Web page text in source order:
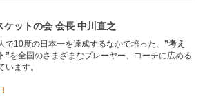
ケットの会 会長 中川直之
で10度の日本一を達成するなかで培った、 ”考え
”を全国のさまざまなプレーヤー、コーチに広める
います。